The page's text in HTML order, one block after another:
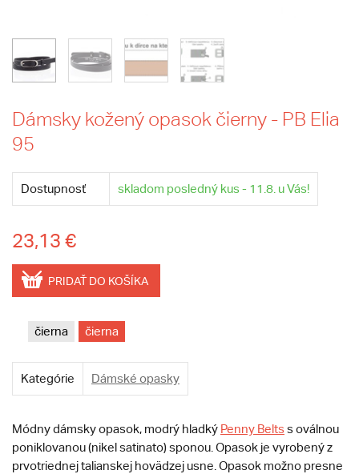
Dámsky kožený opasok čierny - PB Elia
95
Dostupnosť skladom posledný kus - 11.8. u Vás!
23,13 €
PRIDAŤ DO KOŠÍKA
čierna čierna
Kategórie Dámské opasky
Módny dámsky opasok, modrý hladký Penny Belts s oválnou
poniklovanou (nikel satinato) sponou. Opasok je vyrobený z
prvotriednej talianskej hovädzej usne. Opasok možno presne